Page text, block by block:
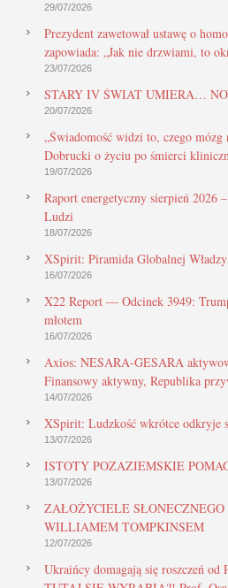
29/07/2026
Prezydent zawetował ustawę o
zapowiada: „Jak nie drzwiami, to
23/07/2026
STARY IV ŚWIAT UMIERA…
20/07/2026
„Świadomość widzi to, czego mózg
Dobrucki o życiu po śmierci
19/07/2026
Raport energetyczny sierpień 2026
Ludzi
18/07/2026
XSpirit: Piramida Globalnej Władzy
16/07/2026
X22 Report — Odcinek 3949:
młotem
16/07/2026
Axios: NESARA-GESARA
Finansowy aktywny, Republika
14/07/2026
XSpirit: Ludzkość wkrótce odkryje
13/07/2026
ISTOTY POZAZIEMSKIE
13/07/2026
ZAŁOŻYCIELE
WILLIAMEM TOMPKINSEM
12/07/2026
Ukraińcy domagają się roszczeń od